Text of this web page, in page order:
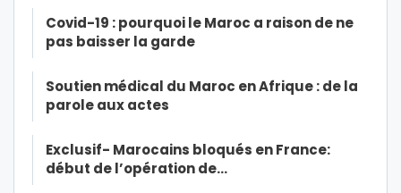
Covid-19 : pourquoi le Maroc a raison de ne
pas baisser la garde
Soutien médical du Maroc en Afrique : de la
parole aux actes
Exclusif- Marocains bloqués en France:
début de l’opération de…